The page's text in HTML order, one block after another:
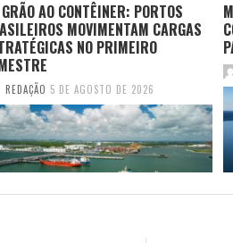
AO CONTÊINER: PORTOS
MOVIMENTAM CARGAS
NO PRIMEIRO
REDAÇÃO 5 DE AGOSTO DE 2026